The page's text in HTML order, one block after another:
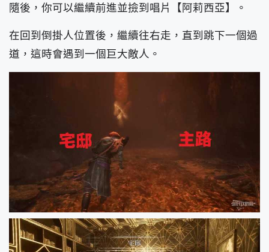
隨後，你可以繼續前進並撿到唱片【阿莉西亞】。
在回到倒掛人位置後，繼續往右走，直到跳下一個過
道，這時會遇到一個巨大敵人。